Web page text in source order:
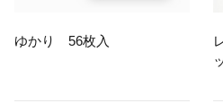
ゆかり 56枚入